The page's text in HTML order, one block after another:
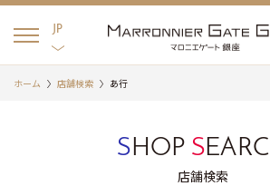
JP
ホーム 店舗検索 あ行
SHOP S
店舗検索